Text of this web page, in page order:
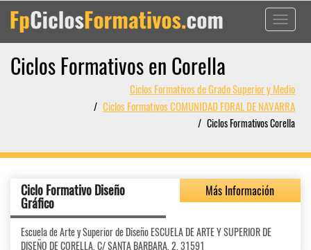
Toggle
Ciclos Formativos en Corella
Ciclos Formativos de Grado Superior y Medio
Ciclos Formativos COMUNIDAD FORAL DE NAVARRA
Ciclos Formativos Corella
Ciclo Formativo Diseño
Gráfico
Más Información
Escuela de Arte y Superior de Diseño ESCUELA DE ARTE Y SUPERIOR DE
DISEÑO DE CORELLA, C/ SANTA BARBARA, 2, 31591